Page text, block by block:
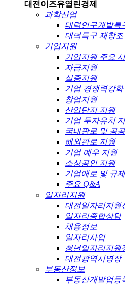
대전이즈유열린경제
과학산업
대덕연구개발특
대덕특구 재창조
기업지원
기업지원 주요
자금지원
실증지원
기업 경쟁력강
창업지원
산업단지 지원
기업 투자유치
국내판로 및 공
해외판로 지원
기업 예우 지원
소상공인 지원
기업애로 및 규
주요 Q&A
일자리지원
대전일자리지원
일자리종합상담
채용정보
일자리사업
청년일자리지원
대전광역시명장
부동산정보
부동산개발업등